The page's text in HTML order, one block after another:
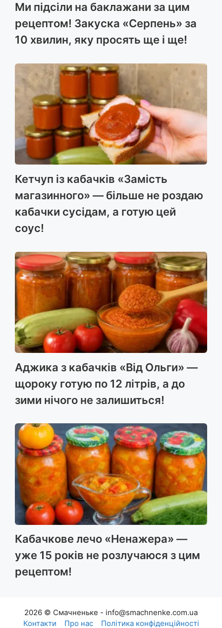
Ми підсіли на баклажани за цим
рецептом! Закуска «Серпень» за
10 хвилин, яку просять ще і ще!
Кетчуп із кабачків «Замість
магазинного» — більше не роздаю
кабачки сусідам, а готую цей
соус!
Аджика з кабачків «Від Ольги» —
щороку готую по 12 літрів, а до
зими нічого не залишиться!
Кабачкове лечо «Ненажера» —
уже 15 років не розлучаюся з цим
рецептом!
2026 © Смачненьке - info@smachnenke.com.ua
Контакти
Про нас Політика конфіденційності